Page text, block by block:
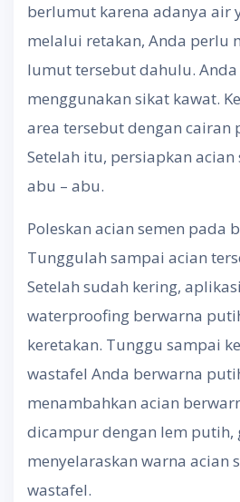
berlumut karena adanya air
melalui retakan, Anda perlu
lumut tersebut dahulu.
menggunakan sikat kawat.
area tersebut dengan cairan
Setelah itu, persiapkan acian
abu – abu.
Poleskan acian semen pada
Tunggulah sampai acian
Setelah sudah kering,
waterproofing berwarna
keretakan. Tunggu sampai
wastafel Anda berwarna
menambahkan acian
dicampur dengan lem putih,
menyelaraskan warna acian
wastafel.